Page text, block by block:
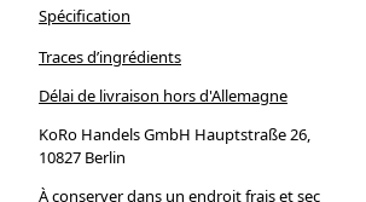
Spécification
Traces d’ingrédients
Délai de livraison hors d'Allemagne
KoRo Handels GmbH Hauptstraße 26,
10827 Berlin
À conserver dans un endroit frais et sec